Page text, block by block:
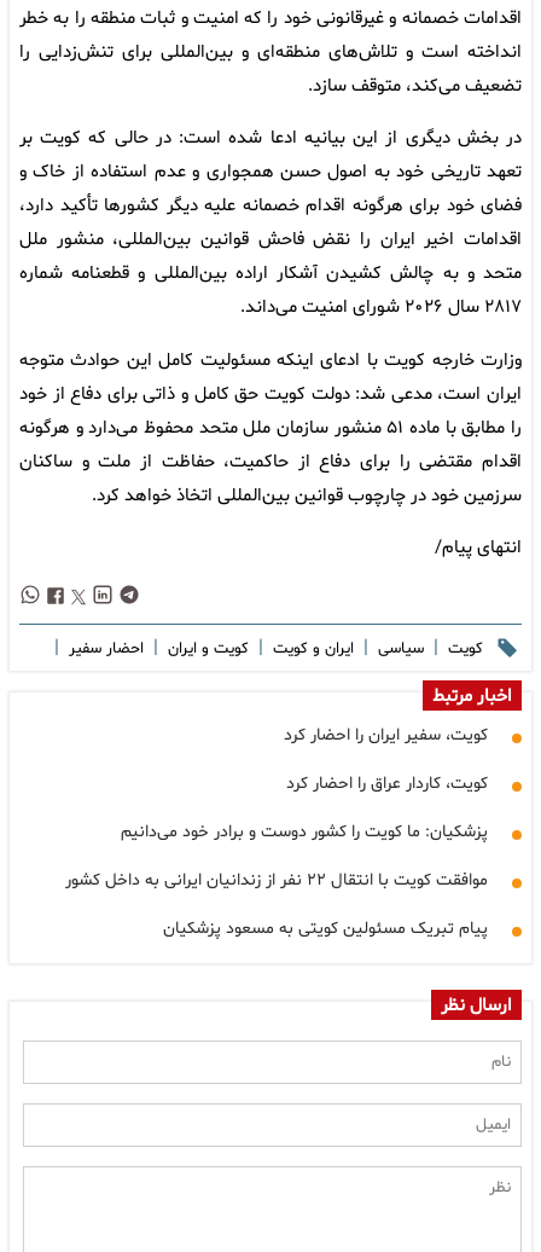
اقدامات خصمانه و غیرقانونی خود را که امنیت و ثبات منطقه را به خطر
انداخته است و تلاش‌های منطقه‌ای و بین‌المللی برای تنش‌زدایی را
تضعیف می‌کند، متوقف سازد.
در بخش دیگری از این بیانیه ادعا شده است: در حالی که کویت بر
تعهد تاریخی خود به اصول حسن همجواری و عدم استفاده از خاک و
فضای خود برای هرگونه اقدام خصمانه علیه دیگر کشورها تأکید دارد،
اقدامات اخیر ایران را نقض فاحش قوانین بین‌المللی، منشور ملل
متحد و به چالش کشیدن آشکار اراده بین‌المللی و قطعنامه شماره
۲۸۱۷ سال ۲۰۲۶ شورای امنیت می‌داند.
وزارت خارجه کویت با ادعای اینکه مسئولیت کامل این حوادث متوجه
ایران است، مدعی شد: دولت کویت حق کامل و ذاتی برای دفاع از خود
را مطابق با ماده ۵۱ منشور سازمان ملل متحد محفوظ می‌دارد و هرگونه
اقدام مقتضی را برای دفاع از حاکمیت، حفاظت از ملت و ساکنان
سرزمین خود در چارچوب قوانین بین‌المللی اتخاذ خواهد کرد.
انتهای پیام/
کویت | سیاسی | ایران و کویت | کویت و ایران | احضار سفیر |
اخبار مرتبط
کویت، سفیر ایران را احضار کرد
کویت، کاردار عراق را احضار کرد
پزشکیان: ما کویت را کشور دوست و برادر خود می‌دانیم
موافقت کویت با انتقال ٢٢ نفر از زندانیان ایرانی به داخل کشور
پیام تبریک مسئولین کویتی به مسعود پزشکیان
ارسال نظر